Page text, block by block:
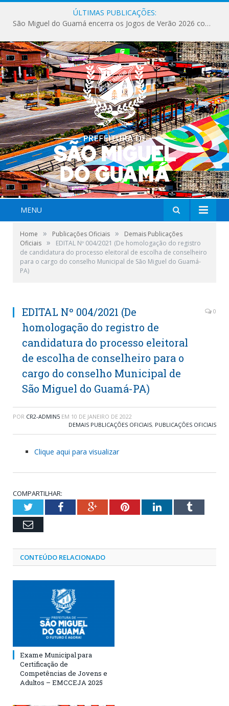
ÚLTIMAS PUBLICAÇÕES:
São Miguel do Guamá encerra os Jogos de Verão 2026 com sucesso de público e competições.
MENU
Home » Publicações Oficiais »
Demais Publicações
Oficiais »
EDITAL Nº 004/2021 (De homologação do registro
de candidatura do processo eleitoral de escolha de conselheiro
para o cargo do conselho Municipal de São Miguel do Guamá-
PA)
EDITAL Nº 004/2021 (De
homologação do registro de
candidatura do processo eleitoral
de escolha de conselheiro para o
cargo do conselho Municipal de
São Miguel do Guamá-PA)
0
POR CR2-ADMIN5 EM 10 DE JANEIRO DE 2022
DEMAIS PUBLICAÇÕES OFICIAIS, PUBLICAÇÕES OFICIAIS
Clique aqui para visualizar
COMPARTILHAR:
TwitterFacebookGoogle+PinterestLinkedInTumblr
Email
CONTEÚDO RELACIONADO
Exame Municipal para
Certificação de
Competências de Jovens e
Adultos – EMCCEJA 2025